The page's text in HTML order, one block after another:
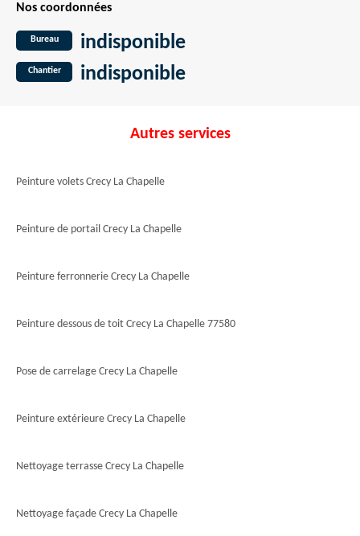
Nos coordonnées
Bureau indisponible
Chantier indisponible
Autres services
Peinture volets Crecy La Chapelle
Peinture de portail Crecy La Chapelle
Peinture ferronnerie Crecy La Chapelle
Peinture dessous de toit Crecy La Chapelle 77580
Pose de carrelage Crecy La Chapelle
Peinture extérieure Crecy La Chapelle
Nettoyage terrasse Crecy La Chapelle
Nettoyage façade Crecy La Chapelle